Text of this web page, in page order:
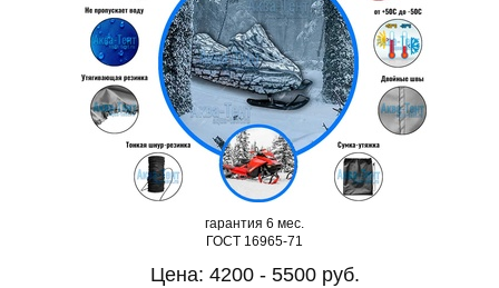
гарантия 6 мес.
ГОСТ 16965-71
Цена: 4200 - 5500 руб.